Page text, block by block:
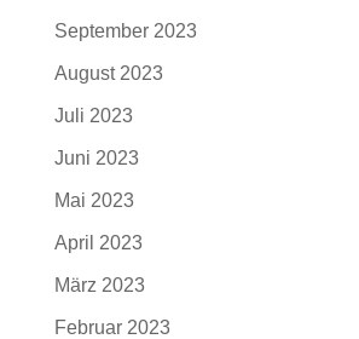
September 2023
August 2023
Juli 2023
Juni 2023
Mai 2023
April 2023
März 2023
Februar 2023